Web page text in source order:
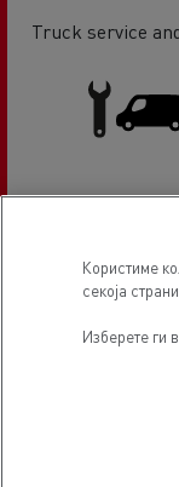
Truck service
Користиме
секоја
Изберете ги